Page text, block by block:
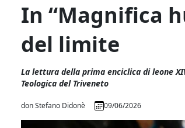
In “Magnifica
del limite
La lettura della prima enciclica di leone
Teologica del Triveneto
don Stefano Didonè 09/06/2026